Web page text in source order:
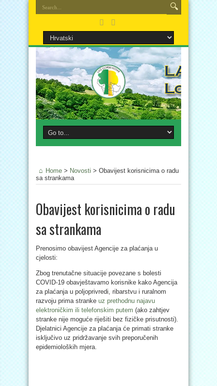
Home > Novosti > Obavijest korisnicima o radu
sa strankama
Obavijest korisnicima o radu
sa strankama
Prenosimo obavijest Agencije za plaćanja u
cjelosti:
Zbog trenutačne situacije povezane s bolesti
COVID-19 obavještavamo korisnike kako Agencija
za plaćanja u poljoprivredi, ribarstvu i ruralnom
razvoju prima stranke uz prethodnu najavu
elektroničkim ili telefonskim putem (ako zahtjev
stranke nije moguće riješiti bez fizičke prisutnosti).
Djelatnici Agencije za plaćanja će primati stranke
isključivo uz pridržavanje svih preporučenih
epidemioloških mjera.